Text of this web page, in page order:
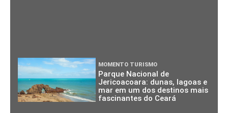
MOMENTO TURISMO
Parque Nacional de
Jericoacoara: dunas, lagoas e
mar em um dos destinos mais
fascinantes do Ceará